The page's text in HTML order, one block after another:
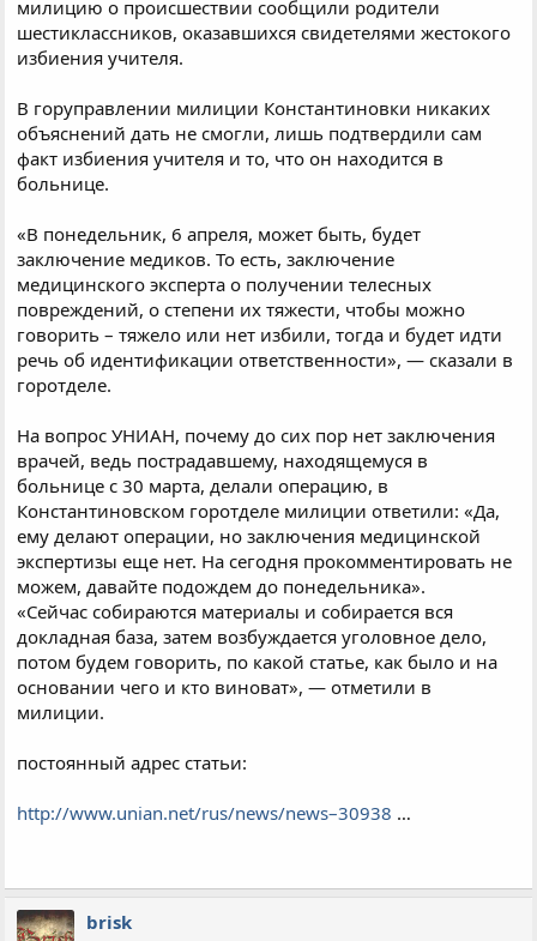
милицию о происшествии сообщили родители
шестиклассников, оказавшихся свидетелями жестокого
избиения учителя.
В горуправлении милиции Константиновки никаких
объяснений дать не смогли, лишь подтвердили сам
факт избиения учителя и то, что он находится в
больнице.
«В понедельник, 6 апреля, может быть, будет
заключение медиков. То есть, заключение
медицинского эксперта о получении телесных
повреждений, о степени их тяжести, чтобы можно
говорить – тяжело или нет избили, тогда и будет идти
речь об идентификации ответственности», — сказали в
горотделе.
На вопрос УНИАН, почему до сих пор нет заключения
врачей, ведь пострадавшему, находящемуся в
больнице с 30 марта, делали операцию, в
Константиновском горотделе милиции ответили: «Да,
ему делают операции, но заключения медицинской
экспертизы еще нет. На сегодня прокомментировать не
можем, давайте подождем до понедельника».
«Сейчас собираются материалы и собирается вся
докладная база, затем возбуждается уголовное дело,
потом будем говорить, по какой статье, как было и на
основании чего и кто виноват», — отметили в
милиции.
постоянный адрес статьи:
http://www.unian.net/rus/news/news–30938 …
brisk